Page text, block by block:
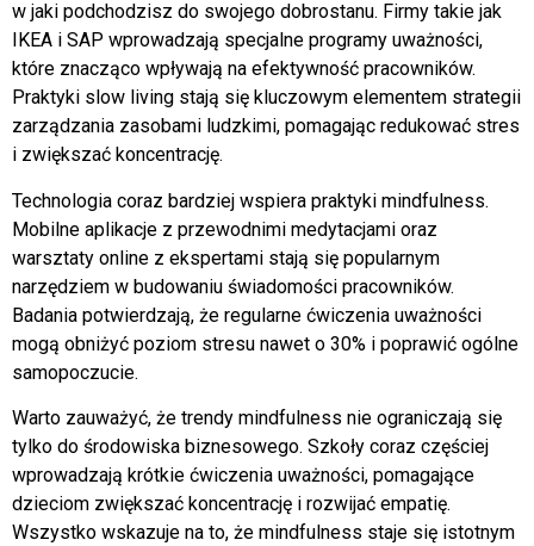
w jaki podchodzisz do swojego dobrostanu. Firmy takie jak
IKEA i SAP wprowadzają specjalne programy uważności,
które znacząco wpływają na efektywność pracowników.
Praktyki slow living stają się kluczowym elementem strategii
zarządzania zasobami ludzkimi, pomagając redukować stres
i zwiększać koncentrację.
Technologia coraz bardziej wspiera praktyki mindfulness.
Mobilne aplikacje z przewodnimi medytacjami oraz
warsztaty online z ekspertami stają się popularnym
narzędziem w budowaniu świadomości pracowników.
Badania potwierdzają, że regularne ćwiczenia uważności
mogą obniżyć poziom stresu nawet o 30% i poprawić ogólne
samopoczucie.
Warto zauważyć, że trendy mindfulness nie ograniczają się
tylko do środowiska biznesowego. Szkoły coraz częściej
wprowadzają krótkie ćwiczenia uważności, pomagające
dzieciom zwiększać koncentrację i rozwijać empatię.
Wszystko wskazuje na to, że mindfulness staje się istotnym